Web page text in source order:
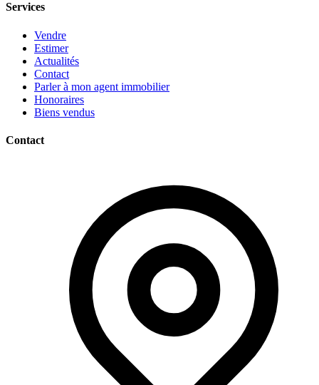
Services
Vendre
Estimer
Actualités
Contact
Parler à mon agent immobilier
Honoraires
Biens vendus
Contact